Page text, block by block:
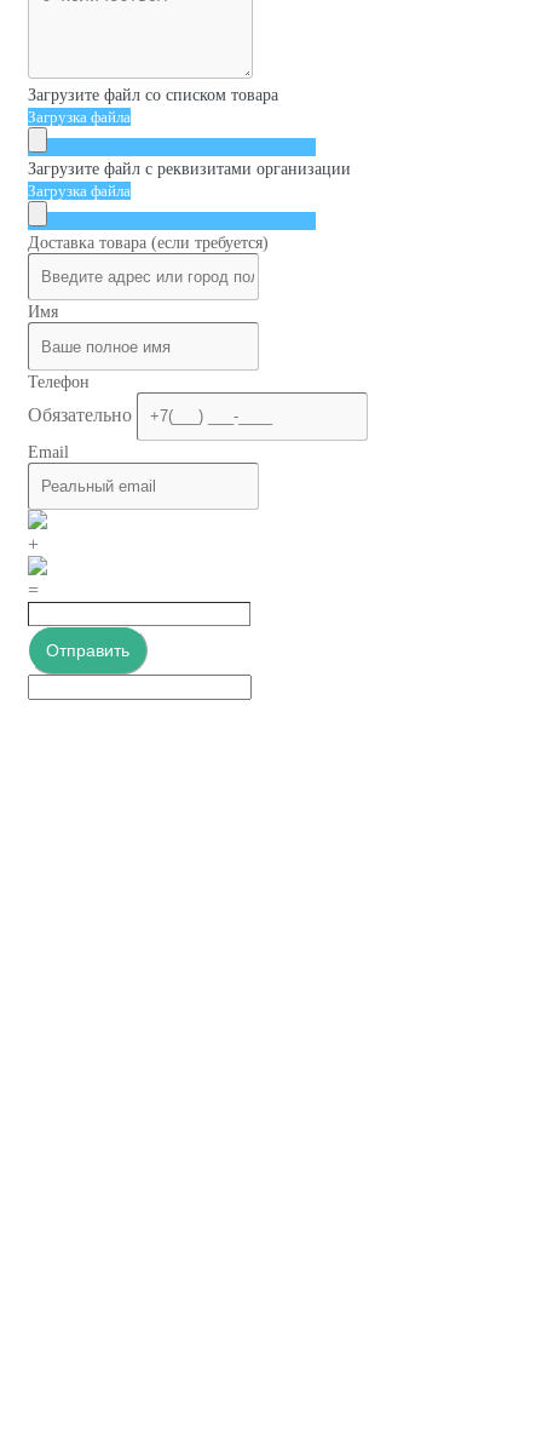
Загрузите файл со списком товара
Загрузка файла
Загрузите файл с реквизитами организации
Загрузка файла
Доставка товара (если требуется)
Имя
Телефон
Обязательно
Email
+
=
Отправить